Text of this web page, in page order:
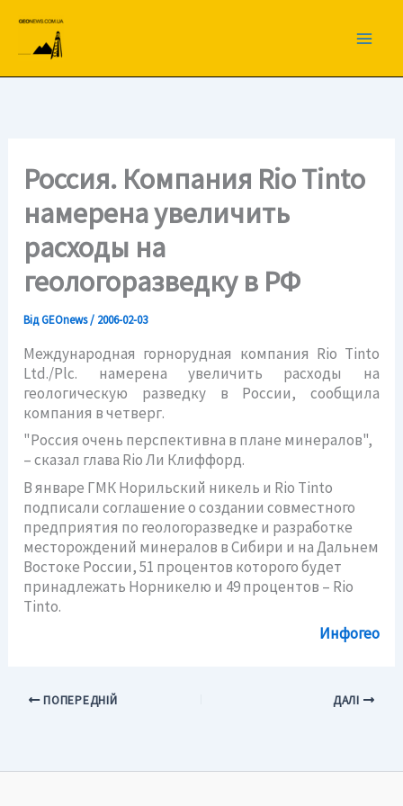
вмісту
Россия. Компания Rio Tinto
намерена увеличить
расходы на
геологоразведку в РФ
ВідGEOnews/ 2006-02-03
Международная горнорудная компания Rio Tinto
Ltd./Plc. намерена увеличить расходы на
геологическую разведку в России, сообщила
компания в четверг.
"Россия очень перспективна в плане минералов",
– сказал глава Rio Ли Клиффорд.
В январе ГМК Норильский никель и Rio Tinto
подписали соглашение о создании совместного
предприятия по геологоразведке и разработке
месторождений минералов в Сибири и на Дальнем
Востоке России, 51 процентов которого будет
принадлежать Норникелю и 49 процентов – Rio
Tinto.
Инфогео
ПОПЕРЕДНІЙ ДАЛІ